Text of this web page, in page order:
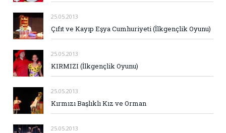
25.05.2013
Çıfıt ve Kayıp Eşya Cumhuriyeti (İlkgençlik Oyunu)
25.05.2013
KIRMIZI (İlkgençlik Oyunu)
25.05.2013
Kırmızı Başlıklı Kız ve Orman
25.05.2013